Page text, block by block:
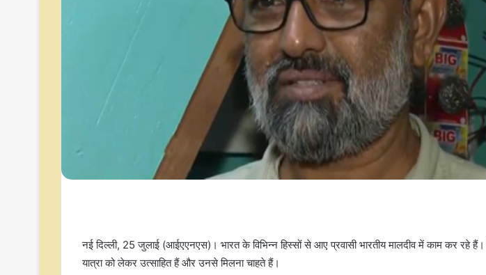
नई दिल्ली, 25 जुलाई (आईएएनएस)। भारत के विभिन्न हिस्सों से आए प्रवासी भारतीय मालदीव में काम कर रहे हैं।
यात्रा को लेकर उत्साहित हैं और उनसे मिलना चाहते हैं।